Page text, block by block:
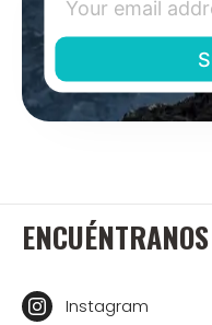
ENCUÉNTRANOS
Instagram